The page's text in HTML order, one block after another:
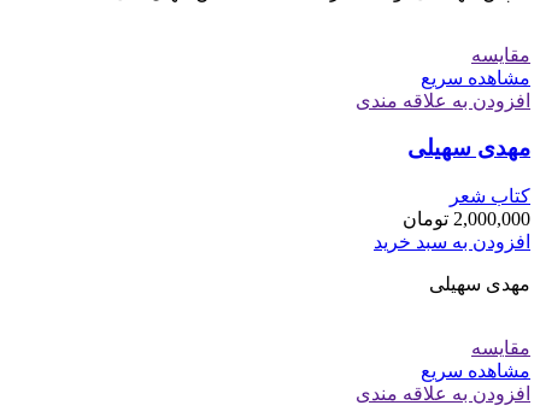
مقایسه
مشاهده سریع
افزودن به علاقه مندی
مهدی سهیلی
کتاب شعر
2,000,000 تومان
افزودن به سبد خرید
مهدی سهیلی
مقایسه
مشاهده سریع
افزودن به علاقه مندی